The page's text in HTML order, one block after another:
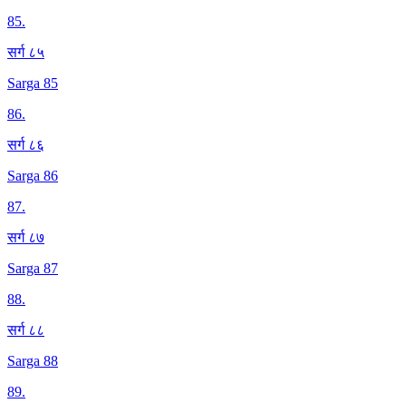
85.
सर्ग ८५
Sarga 85
86.
सर्ग ८६
Sarga 86
87.
सर्ग ८७
Sarga 87
88.
सर्ग ८८
Sarga 88
89.